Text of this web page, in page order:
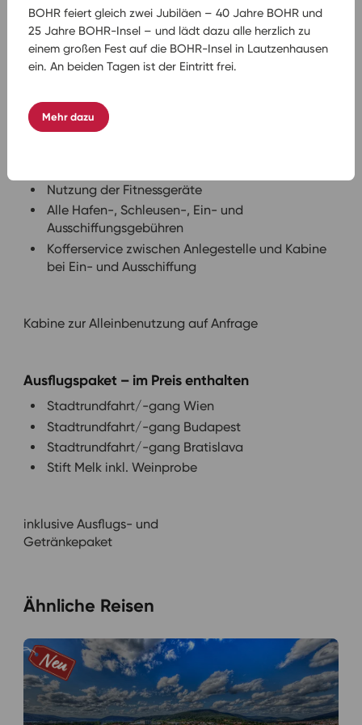
„unlimitiert“ glasweise aus dem
Offenausschank (Mineralwasser, Softdrinks und
Säfte, Fassbier, Weizenbier und alle
Flaschenbiere, Wein, Sekt, Spirituosen, Cocktails
Landausflüge lt. Reiseverlauf
Deutschsprechende Kreuzfahrtleitung
Nutzung der Fitnessgeräte
Alle Hafen-, Schleusen-, Ein- und
Ausschiffungsgebühren
Kofferservice zwischen Anlegestelle und Kabine
bei Ein- und Ausschiffung
Kabine zur Alleinbenutzung auf Anfrage
Ausflugspaket – im Preis enthalten
Stadtrundfahrt/-gang Wien
Stadtrundfahrt/-gang Budapest
Stadtrundfahrt/-gang Bratislava
Stift Melk inkl. Weinprobe
inklusive Ausflugs- und
Getränkepaket
Ähnliche Reisen
BOHR feiert gleich zwei Jubiläen – 40 Jahre BOHR und
25 Jahre BOHR-Insel – und lädt dazu alle herzlich zu
einem großen Fest auf die BOHR-Insel in Lautzenhausen
ein. An beiden Tagen ist der Eintritt frei.
Mehr dazu